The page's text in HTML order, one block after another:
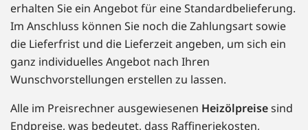
erhalten Sie ein Angebot für eine Standardbelieferung.
Im Anschluss können Sie noch die Zahlungsart sowie
die Lieferfrist und die Lieferzeit angeben, um sich ein
ganz individuelles Angebot nach Ihren
Wunschvorstellungen erstellen zu lassen.
Alle im Preisrechner ausgewiesenen Heizölpreisesind
Endpreise, was bedeutet, dass Raffineriekosten,